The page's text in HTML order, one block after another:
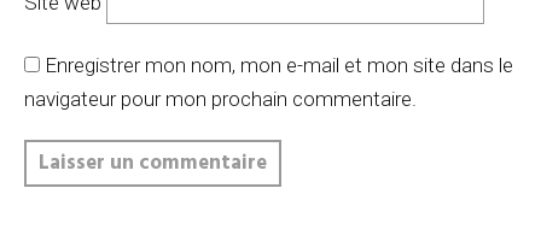
Enregistrer mon nom, mon e-mail et mon site dans le
navigateur pour mon prochain commentaire.